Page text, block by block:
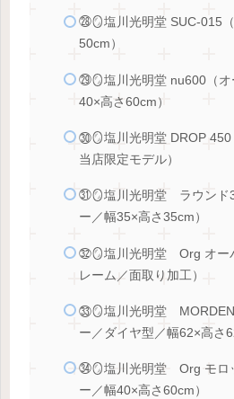
㉘🪞塩川光明堂 SUC-015
50cm）
㉙🪞塩川光明堂 nu600（
40×高さ60cm）
㉚🪞塩川光明堂 DROP
当店限定モデル）
㉛🪞塩川光明堂 ラウンド
ー／幅35×高さ35cm）
㉜🪞塩川光明堂 Org オー
レーム／面取り加工）
㉝🪞塩川光明堂
ー／ダイヤ型／幅62×高さ
㉞🪞塩川光明堂 Org モロ
ー／幅40×高さ60cm）